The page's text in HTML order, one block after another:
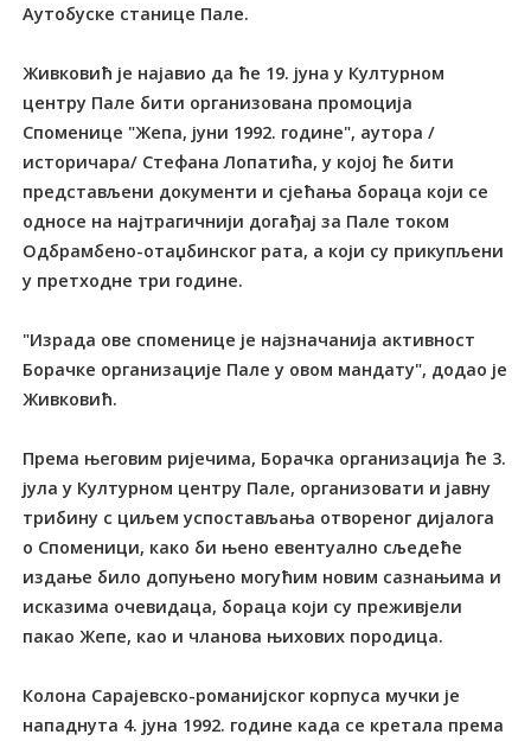
Аутобуске станице Пале.
Живковић је најавио да ће 19. јуна у Културном
центру Пале бити организована промоција
Споменице "Жепа, јуни 1992. године", аутора /
историчара/ Стефана Лопатића, у којој ће бити
представљени документи и сјећања бораца који се
односе на најтрагичнији догађај за Пале током
Одбрамбено-отаџбинског рата, а који су прикупљени
у претходне три године.
"Израда ове споменице је најзначанија активност
Борачке организације Пале у овом мандату", додао је
Живковић.
Према његовим ријечима, Борачка организација ће 3.
јула у Културном центру Пале, организовати и јавну
трибину с циљем успостављања отвореног дијалога
о Споменици, како би њено евентуално сљедеће
издање било допуњено могућим новим сазнањима и
исказима очевидаца, бораца који су преживјели
пакао Жепе, као и чланова њихових породица.
Колона Сарајевско-романијског корпуса мучки је
нападнута 4. јуна 1992. године када се кретала према